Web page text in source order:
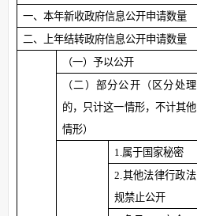
一、本年新收政府信息公开申请数量
二、上年结转政府信息公开申请数量
（一）予以公开
（二）部分公开（区分处理
的，只计这一情形，不计其他
情形）
1. 属于国家秘密
2. 其他法律行政法
规禁止公开